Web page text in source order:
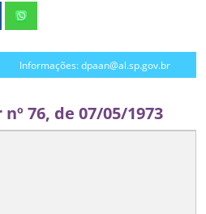
Informações: dpaan@al.sp.gov.br
76, de 07/05/1973